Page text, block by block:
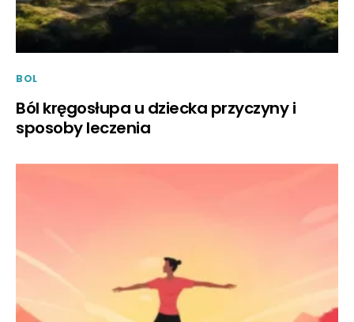
BOL
Ból kręgosłupa u dziecka przyczyny i
sposoby leczenia